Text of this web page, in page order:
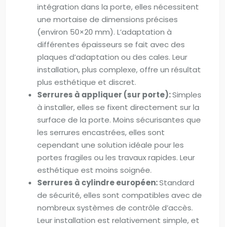
intégration dans la porte, elles nécessitent
une mortaise de dimensions précises
(environ 50×20 mm). L’adaptation à
différentes épaisseurs se fait avec des
plaques d’adaptation ou des cales. Leur
installation, plus complexe, offre un résultat
plus esthétique et discret.
Serrures à appliquer (sur porte):Simples
à installer, elles se fixent directement sur la
surface de la porte. Moins sécurisantes que
les serrures encastrées, elles sont
cependant une solution idéale pour les
portes fragiles ou les travaux rapides. Leur
esthétique est moins soignée.
Serrures à cylindre européen:Standard
de sécurité, elles sont compatibles avec de
nombreux systèmes de contrôle d’accès.
Leur installation est relativement simple, et